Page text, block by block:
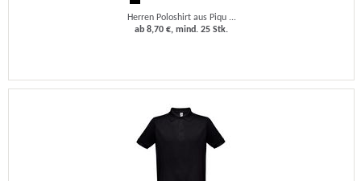
Herren Poloshirt aus Piqu ...
ab 8,70 €, mind. 25 Stk.